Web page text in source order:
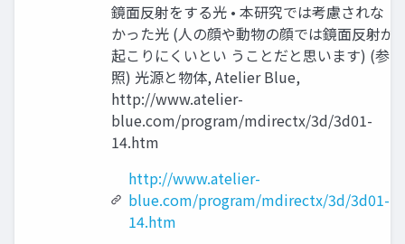
鏡面反射をする光 • 本研究では考慮されな
かった光 (人の顔や動物の顔では鏡面反射が
起こりにくいとい うことだと思います) (参
照) 光源と物体, Atelier Blue,
http://www.atelier-
blue.com/program/mdirectx/3d/3d01-
14.htm
http://www.atelier-
blue.com/program/mdirectx/3d/3d01-
14.htm